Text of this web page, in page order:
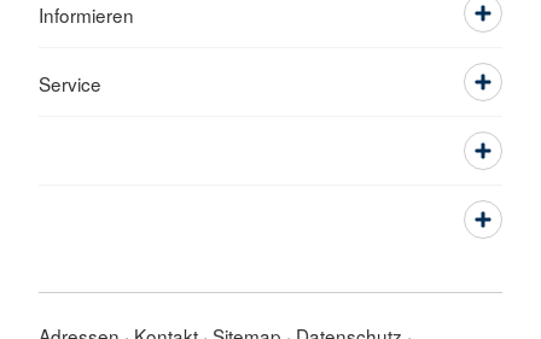
Informieren
Service